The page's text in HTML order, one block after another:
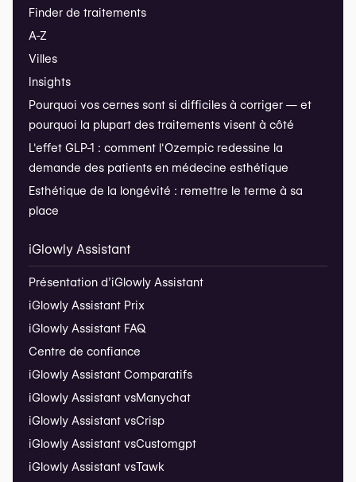
Finder de traitements
A-Z
Villes
Insights
Pourquoi vos cernes sont si difficiles à corriger — et
pourquoi la plupart des traitements visent à côté
L'effet GLP-1 : comment l'Ozempic redessine la
demande des patients en médecine esthétique
Esthétique de la longévité : remettre le terme à sa
place
iGlowly Assistant
Présentation d’iGlowly Assistant
iGlowly Assistant Prix
iGlowly Assistant FAQ
Centre de confiance
iGlowly Assistant Comparatifs
iGlowly Assistant vsManychat
iGlowly Assistant vsCrisp
iGlowly Assistant vsCustomgpt
iGlowly Assistant vsTawk